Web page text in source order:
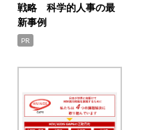
戦略 科学的人事の最
新事例
PR